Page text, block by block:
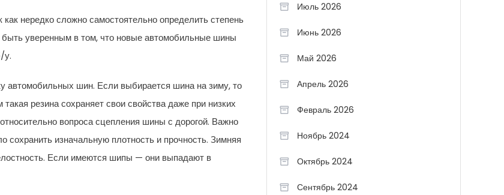
нередко сложно самостоятельно определить степень
уверенным в том, что новые автомобильные шины
у.
автомобильных шин. Если выбирается шина на зиму, то
резина сохраняет свои свойства даже при низких
вопроса сцепления шины с дорогой. Важно
изначальную плотность и прочность. Зимняя
Если имеются шипы — они выпадают в
Июль 2026
Июнь 2026
Май 2026
Апрель 2026
Февраль 2026
Ноябрь 2024
Октябрь 2024
Сентябрь 2024